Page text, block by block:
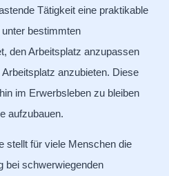
Tätigkeit eine praktikable
bestimmten
den Arbeitsplatz anzupassen
anzubieten. Diese
im Erwerbsleben zu bleiben
aufzubauen.
stellt für viele Menschen die
bei schwerwiegenden